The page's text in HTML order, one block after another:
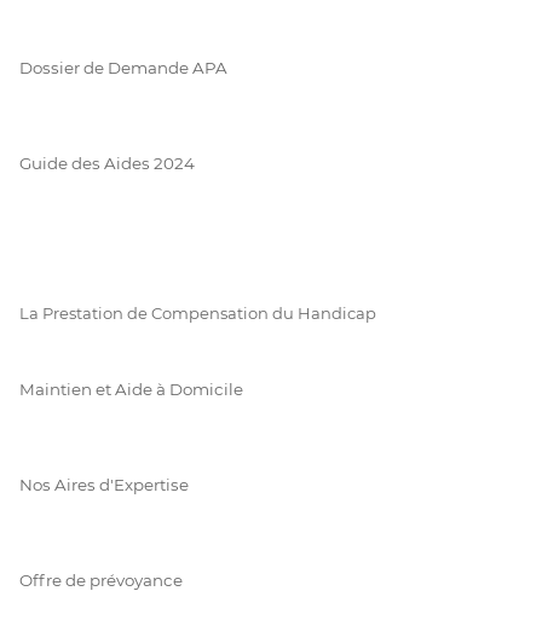
Dossier de Demande APA
Guide des Aides 2024
La Prestation de Compensation du Handicap
Maintien et Aide à Domicile
Nos Aires d'Expertise
Offre de prévoyance